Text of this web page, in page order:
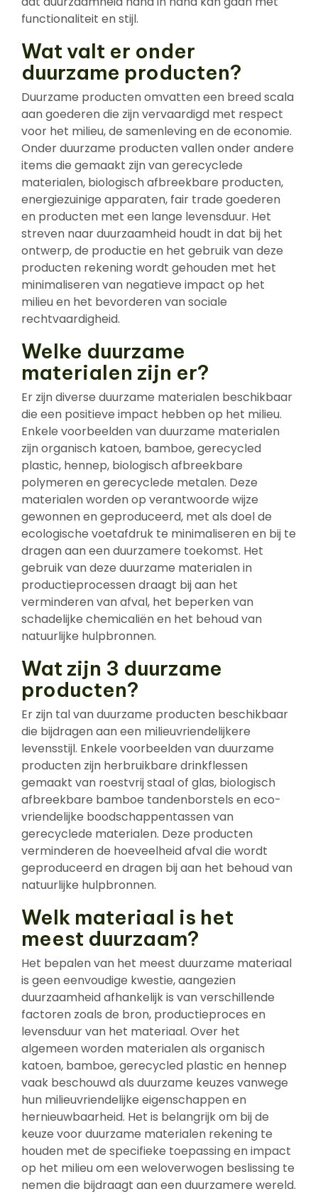
functionaliteit en stijl.
Wat valt er onder
duurzame producten?
Duurzame producten omvatten een breed scala
aan goederen die zijn vervaardigd met respect
voor het milieu, de samenleving en de economie.
Onder duurzame producten vallen onder andere
items die gemaakt zijn van gerecyclede
materialen, biologisch afbreekbare producten,
energiezuinige apparaten, fair trade goederen
en producten met een lange levensduur. Het
streven naar duurzaamheid houdt in dat bij het
ontwerp, de productie en het gebruik van deze
producten rekening wordt gehouden met het
minimaliseren van negatieve impact op het
milieu en het bevorderen van sociale
rechtvaardigheid.
Welke duurzame
materialen zijn er?
Er zijn diverse duurzame materialen beschikbaar
die een positieve impact hebben op het milieu.
Enkele voorbeelden van duurzame materialen
zijn organisch katoen, bamboe, gerecycled
plastic, hennep, biologisch afbreekbare
polymeren en gerecyclede metalen. Deze
materialen worden op verantwoorde wijze
gewonnen en geproduceerd, met als doel de
ecologische voetafdruk te minimaliseren en bij te
dragen aan een duurzamere toekomst. Het
gebruik van deze duurzame materialen in
productieprocessen draagt bij aan het
verminderen van afval, het beperken van
schadelijke chemicaliën en het behoud van
natuurlijke hulpbronnen.
Wat zijn 3 duurzame
producten?
Er zijn tal van duurzame producten beschikbaar
die bijdragen aan een milieuvriendelijkere
levensstijl. Enkele voorbeelden van duurzame
producten zijn herbruikbare drinkflessen
gemaakt van roestvrij staal of glas, biologisch
afbreekbare bamboe tandenborstels en eco-
vriendelijke boodschappentassen van
gerecyclede materialen. Deze producten
verminderen de hoeveelheid afval die wordt
geproduceerd en dragen bij aan het behoud van
natuurlijke hulpbronnen.
Welk materiaal is het
meest duurzaam?
Het bepalen van het meest duurzame materiaal
is geen eenvoudige kwestie, aangezien
duurzaamheid afhankelijk is van verschillende
factoren zoals de bron, productieproces en
levensduur van het materiaal. Over het
algemeen worden materialen als organisch
katoen, bamboe, gerecycled plastic en hennep
vaak beschouwd als duurzame keuzes vanwege
hun milieuvriendelijke eigenschappen en
hernieuwbaarheid. Het is belangrijk om bij de
keuze voor duurzame materialen rekening te
houden met de specifieke toepassing en impact
op het milieu om een weloverwogen beslissing te
nemen die bijdraagt aan een duurzamere wereld.